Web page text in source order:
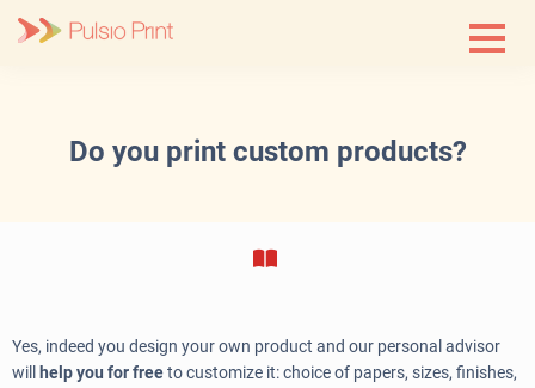
Do you print custom products?
Yes, indeed you design your own product and our personal advisor
will
help you for freeto customize it: choice of papers, sizes, finishes,